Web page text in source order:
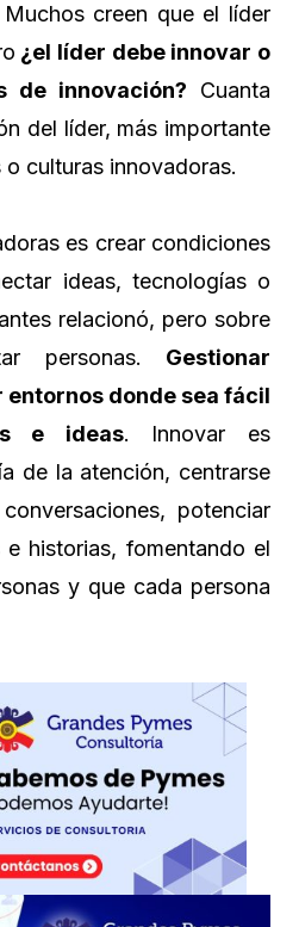
creen que el líder
¿el líder debe innovar o
de innovación? Cuanta
del líder, más importante
culturas innovadoras.
es crear condiciones
ideas, tecnologías o
relacionó, pero sobre
personas. Gestionar
donde sea fácil
e ideas. Innovar es
de la atención, centrarse
potenciar
historias, fomentando el
y que cada persona